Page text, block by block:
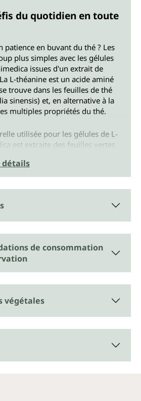
du quotidien en toute
patience en buvant du thé ? Les
plus simples avec les gélules
issues d'un extrait de
L-théanine est un acide aminé
trouve dans les feuilles de thé
sinensis) et, en alternative à la
multiples propriétés du thé.
utilisée pour les gélules de L-
est extraite des feuilles vertes
du thé noir fermenté.
d'Unimedica contient 60
à un approvisionnement de
et exempt des additifs
tels que des colorants, des
de magnésium, ainsi que
de gluten, et sont véganes.
détails
de consommation
végétales